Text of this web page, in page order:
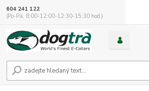
604 241 122
(Po-Pá, 8:00-12:00-12:30-15:30 hod.)